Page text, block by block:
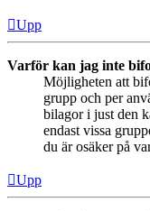
Upp
Varför kan jag inte
Möjligheten att
grupp och per
bilagor i just den
endast vissa
du är osäker på
Upp